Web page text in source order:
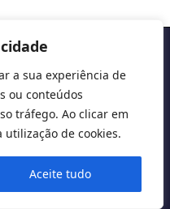
a sua experiência de
ou conteúdos
tráfego. Ao clicar em
utilização de cookies.
Aceite tudo
Health Forum
Privacy Policy